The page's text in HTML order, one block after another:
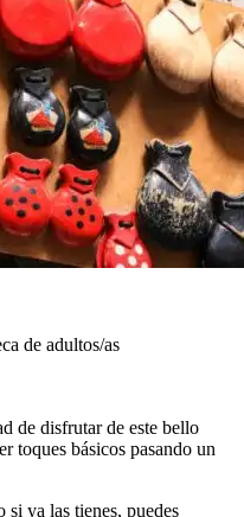
de adultos/as
de disfrutar de este bello
toques básicos pasando un
si ya las tienes, puedes